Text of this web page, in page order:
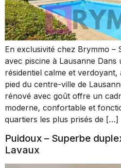
En exclusivité chez Brymmo –
avec piscine à Lausanne
résidentiel calme et verdoyant,
pied du centre-ville de
rénové avec goût offre un
moderne, confortable et
quartiers les plus prisés de […]
Puidoux – Superbe
Lavaux